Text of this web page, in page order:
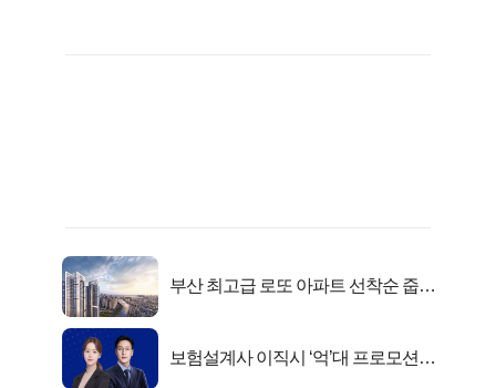
부산 최고급 로또 아파트 선착순 줍줍
보험설계사 이직시 ‘억’대 프로모션!